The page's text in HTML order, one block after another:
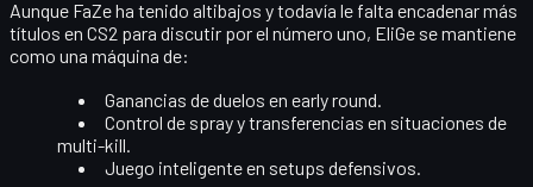
Aunque FaZe ha tenido altibajos y todavía le falta encadenar más
títulos en CS2 para discutir por el número uno, EliGe se mantiene
como una máquina de:
Ganancias de duelos en early round.
Control de sprayy transferencias en situaciones de
multi-kill.
Juego inteligente en setups defensivos.